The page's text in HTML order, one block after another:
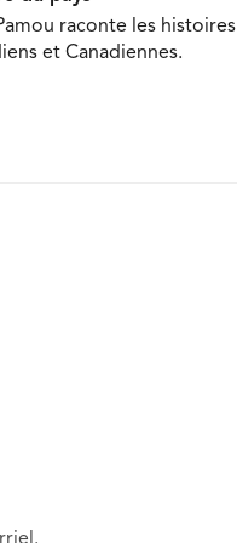
raconte les histoires
et Canadiennes.